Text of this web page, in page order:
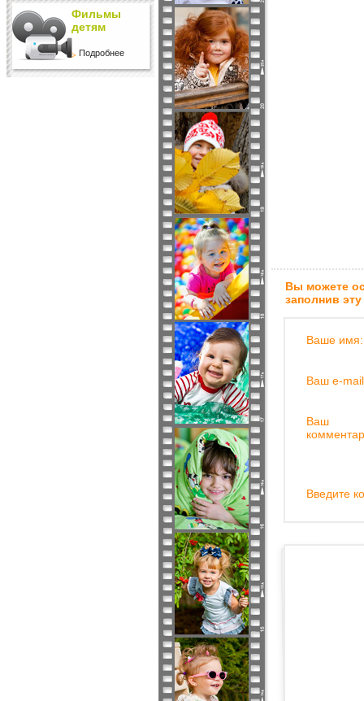
Фильмы
детям
Подробнее
Вы можете
заполнив
Ваше имя:
Ваш e-
Ваш
Введите